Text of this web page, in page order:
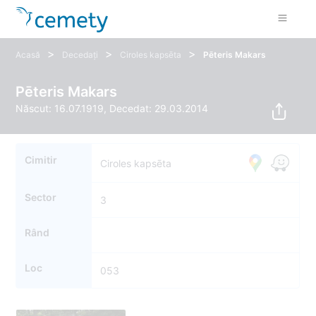
Acasă > Decedați > Ciroles kapsēta > Pēteris Makars
Pēteris Makars
Născut: 16.07.1919, Decedat: 29.03.2014
Cimitir Ciroles kapsēta
Sector 3
Rând
Loc 053